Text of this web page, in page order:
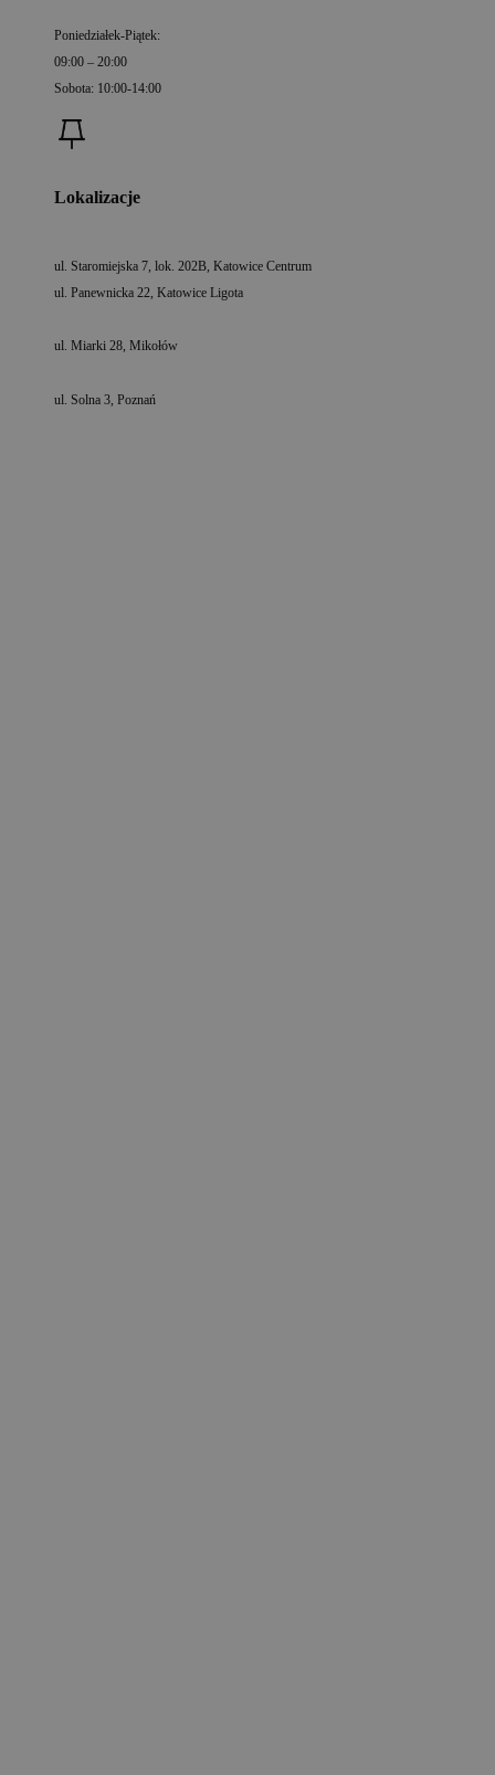
Poniedziałek-Piątek:
09:00 – 20:00
Sobota: 10:00-14:00
Lokalizacje
ul. Staromiejska 7, lok. 202B, Katowice Centrum
ul. Panewnicka 22, Katowice Ligota
ul. Miarki 28, Mikołów
ul. Solna 3, Poznań